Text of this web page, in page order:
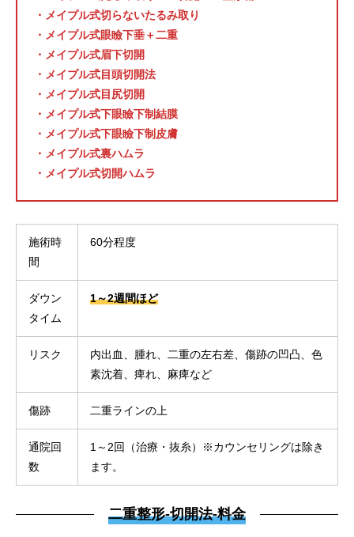
・メイプル式切らないたるみ取り
・メイプル式眼瞼下垂＋二重
・メイプル式眉下切開
・メイプル式目頭切開法
・メイプル式目尻切開
・メイプル式下眼瞼下制結膜
・メイプル式下眼瞼下制皮膚
・メイプル式裏ハムラ
・メイプル式切開ハムラ
施術時
間
60分程度
ダウン
タイム
1～2週間ほど
リスク
内出血、腫れ、二重の左右差、傷跡の凹凸、色
素沈着、痺れ、麻痺など
傷跡 二重ラインの上
通院回
数
1～2回（治療・抜糸）※カウンセリングは除き
ます。
二重整形-切開法-料金